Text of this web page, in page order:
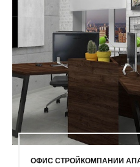
ОФИС СТРОЙКОМПАНИИ